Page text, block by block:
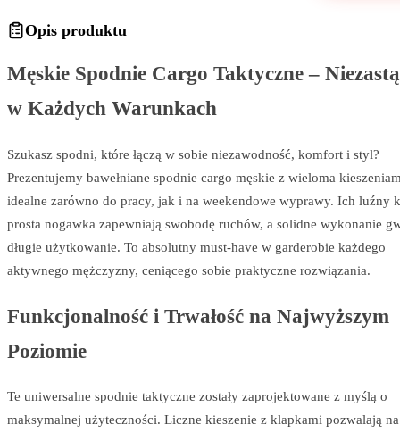
Opis produktu
Męskie Spodnie Cargo Taktyczne –
w Każdych Warunkach
Szukasz spodni, które łączą w sobie niezawodność, komfort i styl?
Prezentujemy bawełniane spodnie cargo męskie z wieloma
idealne zarówno do pracy, jak i na weekendowe wyprawy. Ich luźny
prosta nogawka zapewniają swobodę ruchów, a solidne wykonanie
długie użytkowanie. To absolutny must-have w garderobie każdego
aktywnego mężczyzny, ceniącego sobie praktyczne rozwiązania.
Funkcjonalność i Trwałość na Najwyższym
Poziomie
Te uniwersalne spodnie taktyczne zostały zaprojektowane z myślą o
maksymalnej użyteczności. Liczne kieszenie z klapkami pozwalają na